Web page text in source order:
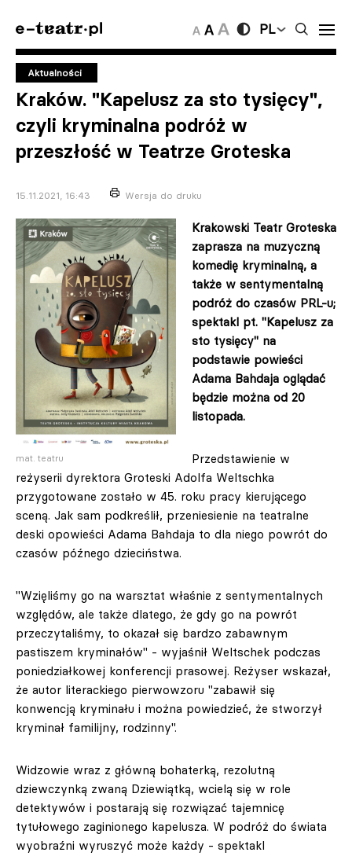
PL
Aktualności
Kraków. "Kapelusz za sto tysięcy",
czyli kryminalna podróż w
przeszłość w Teatrze Groteska
15.11.2021, 16:43 Wersja do druku
mat. teatru
Krakowski Teatr Groteska
zaprasza na muzyczną
komedię kryminalną, a
także w sentymentalną
podróż do czasów PRL-u;
spektakl pt. "Kapelusz za
sto tysięcy" na
podstawie powieści
Adama Bahdaja oglądać
będzie można od 20
listopada.
Przedstawienie w
reżyserii dyrektora Groteski Adolfa Weltschka
przygotowane zostało w 45. roku pracy kierującego
sceną. Jak sam podkreślił, przeniesienie na teatralne
deski opowieści Adama Bahdaja to dla niego powrót do
czasów późnego dzieciństwa.
"Wzięliśmy go na warsztat właśnie z sentymentalnych
względów, ale także dlatego, że gdy go na powrót
przeczytaliśmy, to okazał się bardzo zabawnym
pastiszem kryminałów" - wyjaśnił Weltschek podczas
poniedziałkowej konferencji prasowej. Reżyser wskazał,
że autor literackiego pierwowzoru "zabawił się
konwencją kryminału i można powiedzieć, że stworzył
kryminał familijny, rodzinny".
Widzowie wraz z główną bohaterką, rezolutną
dziewczynką zwaną Dziewiątką, wcielą się w role
detektywów i postarają się rozwiązać tajemnicę
tytułowego zaginionego kapelusza. W podróż do świata
wyobraźni wyruszyć może każdy - spektakl